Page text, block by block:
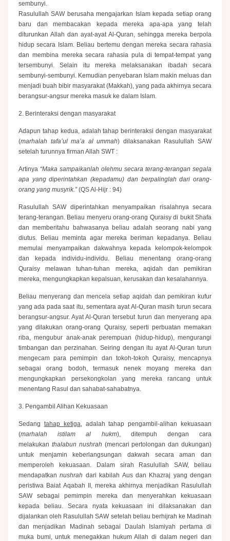
sembunyi.
Rasulullah SAW berusaha mengajarkan Islam kepada setiap orang
baru dan membacakan kepada mereka apa-apa yang telah
diturunkan Allah dan ayat-ayat Al-Quran, sehingga mereka berpola
hidup secara Islam. Beliau bertemu dengan mereka secara rahasia
dan membina mereka secara rahasia pula di tempat-tempat yang
tersembunyi. Selain itu mereka melaksanakan ibadah secara
sembunyi-sembunyi. Kemudian penyebaran Islam makin meluas dan
menjadi buah bibir masyarakat (Makkah), yang pada akhirnya secara
berangsur-angsur mereka masuk ke dalam Islam.
2. Berinteraksi dengan masyarakat
Adapun tahap kedua, adalah tahap berinteraksi dengan masyarakat
(marhalah tafa’ul ma’a al ummah) dilaksanakan Rasulullah SAW
setelah turunnya firman Allah SWT :
Artinya “Maka sampaikanlah olehmu secara terang-terangan segala
apa yang diperintahkan (kepadamu) dan berpalinglah dari orang-
orang yang musyrik.”(QS Al-Hijr : 94)
Rasulullah SAW diperintahkan menyampaikan risalahnya secara
terang-terangan. Beliau menyeru orang-orang Quraisy di bukit Shafa
dan memberitahu bahwasanya beliau adalah seorang nabi yang
diutus. Beliau meminta agar mereka beriman kepadanya. Beliau
memulai menyampaikan dakwahnya kepada kelompok-kelompok
dan kepada individu-individu. Beliau menentang orang-orang
Quraisy melawan tuhan-tuhan mereka, aqidah dan pemikiran
mereka, mengungkapkan kepalsuan, kerusakan dan kesalahannya.
Beliau menyerang dan mencela setiap aqidah dan pemikiran kufur
yang ada pada saat itu, sementara ayat Al-Quran masih turun secara
berangsur-angsur. Ayat Al-Quran tersebut turun dan menyerang apa
yang dilakukan orang-orang Quraisy, seperti perbuatan memakan
riba, mengubur anak-anak perempuan (hidup-hidup), mengurangi
timbangan dan perzinahan. Seiring dengan itu ayat Al-Quran turun
mengecam para pemimpin dan tokoh-tokoh Quraisy, mencapnya
sebagai orang bodoh, termasuk nenek moyang mereka dan
mengungkapkan persekongkolan yang mereka rancang untuk
menentang Rasul dan sahabat-sahabatnya.
3. Pengambil Alihan Kekuasaan
Sedang tahap ketiga, adalah tahap pengambil-alihan kekuasaan
(marhalah istilam al hukm), ditempuh dengan cara
melakukan thalabun nushrah (mencari pertolongan dan dukungan)
untuk menjamin keberlangsungan dakwah secara aman dan
memperoleh kekuasaan. Dalam sirah Rasulullah SAW, beliau
mendapatkannushrah dari kabilah Aus dan Khazraj yang dengan
peristiwa Baiat Aqabah II, mereka akhirnya menjadikan Rasulullah
SAW sebagai pemimpin mereka dan menyerahkan kekuasaan
kepada beliau. Secara nyata kekuasaan ini dilaksanakan dan
dijalankan oleh Rasulullah SAW setelah beliau berhijrah ke Madinah
dan menjadikan Madinah sebagai Daulah Islamiyah pertama di
muka bumi, untuk menegakkan hukum Allah di dalam negeri dan